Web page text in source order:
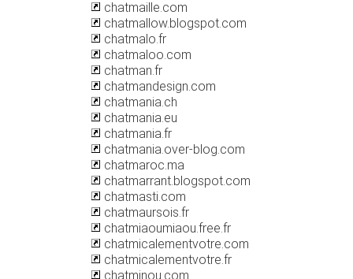
chatmaille.com
chatmallow.blogspot.com
chatmalo.fr
chatmaloo.com
chatman.fr
chatmandesign.com
chatmania.ch
chatmania.eu
chatmania.fr
chatmania.over-blog.com
chatmaroc.ma
chatmarrant.blogspot.com
chatmasti.com
chatmaursois.fr
chatmiaoumiaou.free.fr
chatmicalementvotre.com
chatmicalementvotre.fr
chatminou.com